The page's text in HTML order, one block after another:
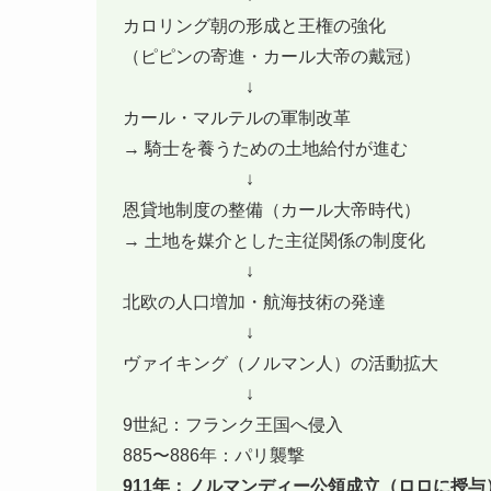
カロリング朝の形成と王権の強化
（ピピンの寄進・カール大帝の戴冠）
↓
カール・マルテルの軍制改革
→ 騎士を養うための土地給付が進む
↓
恩貸地制度の整備（カール大帝時代）
→ 土地を媒介とした主従関係の制度化
↓
北欧の人口増加・航海技術の発達
↓
ヴァイキング（ノルマン人）の活動拡大
↓
9世紀：フランク王国へ侵入
885〜886年：パリ襲撃
911年：ノルマンディー公領成立（ロロに授与